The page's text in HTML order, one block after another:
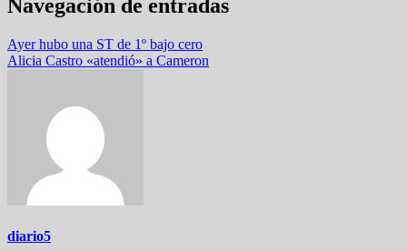
Navegación de entradas
Ayer hubo una ST de 1º bajo cero
Alicia Castro «atendió» a Cameron
diario5